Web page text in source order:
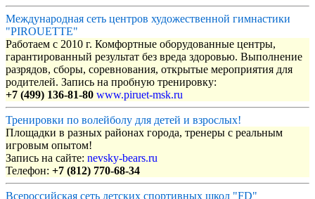
Международная сеть центров художественной гимнастики
"PIROUETTE"
Работаем с 2010 г. Комфортные оборудованные центры,
гарантированный результат без вреда здоровью. Выполнение
разрядов, сборы, соревнования, открытые мероприятия для
родителей. Запись на пробную тренировку:
+7 (499) 136-81-80 www.piruet-msk.ru
Тренировки по волейболу для детей и взрослых!
Площадки в разных районах города, тренеры с реальным
игровым опытом!
Запись на сайте: nevsky-bears.ru
Телефон: +7 (812) 770-68-34
Всероссийская сеть детских спортивных школ "FD"